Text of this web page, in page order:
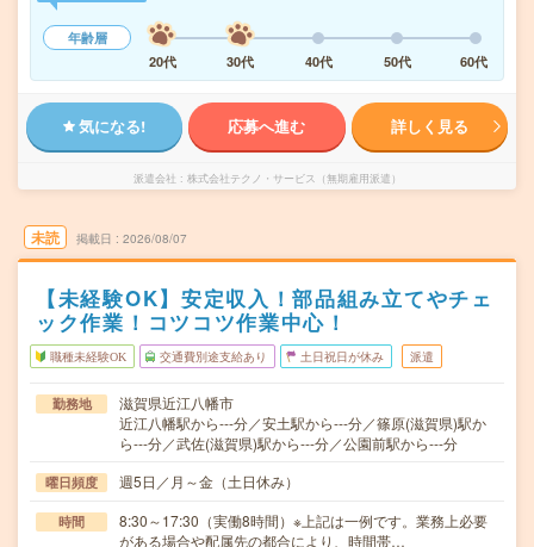
年齢層
20代
30代 40代 50代 60代
気になる! 応募へ進む 詳しく見る
派遣会社 株式会社テクノ・サービス（無期雇用派遣）
未読 掲載日 2026/08/07
【未経験OK】安定収入！部品組み立てやチェ
ック作業！コツコツ作業中心！
職種未経験OK 交通費別途支給あり 土日祝日が休み 派遣
勤務地
滋賀県近江八幡市
近江八幡駅から---分／安土駅から---分／篠原(滋賀県)駅か
ら---分／武佐(滋賀県)駅から---分／公園前駅から---分
曜日頻度 週5日／月～金（土日休み）
時間
8:30～17:30（実働8時間）※上記は一例です。業務上必要
がある場合や配属先の都合により、時間帯…